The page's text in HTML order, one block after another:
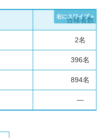
合格者数
2名
396名
894名
―